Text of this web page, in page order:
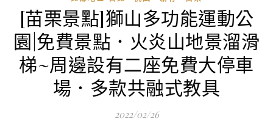
[苗栗景點]獅山多功能運動公
園|免費景點．火炎山地景溜滑
梯~周邊設有二座免費大停車
場．多款共融式教具
2022/02/26